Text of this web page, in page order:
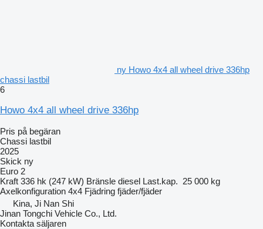
ny Howo 4x4 all wheel drive 336hp
chassi lastbil
6
Howo 4x4 all wheel drive 336hp
Pris på begäran
Chassi lastbil
2025
Skick ny
Euro 2
Kraft 336 hk (247 kW) Bränsle diesel Last.kap. 25 000 kg
Axelkonfiguration 4x4 Fjädring fjäder/fjäder
Kina, Ji Nan Shi
Jinan Tongchi Vehicle Co., Ltd.
Kontakta säljaren